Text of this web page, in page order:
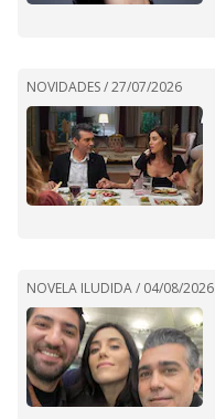
NOVIDADES /27/07/2026
NOVELA ILUDIDA / 04/08/2026